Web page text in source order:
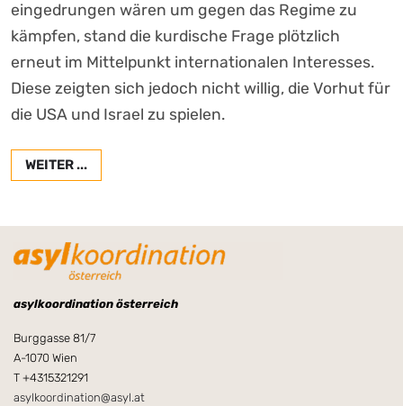
eingedrungen wären um gegen das Regime zu
kämpfen, stand die kurdische Frage plötzlich
erneut im Mittelpunkt internationalen Interesses.
Diese zeigten sich jedoch nicht willig, die Vorhut für
die USA und Israel zu spielen.
WEITER ...
asylkoordination österreich
Burggasse 81/7
A-1070 Wien
T +4315321291
asylkoordination@asyl.at